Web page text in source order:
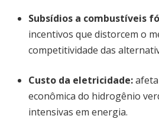
Subsídios a combustíveis
incentivos que distorcem o
competitividade das
Custo da eletricidade:
econômica do hidrogênio
intensivas em energia.